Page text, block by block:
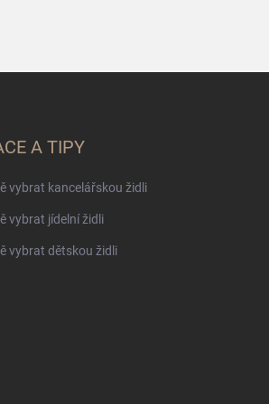
A TIPY
vybrat kancelářskou židli
vybrat jídelní židli
vybrat dětskou židli